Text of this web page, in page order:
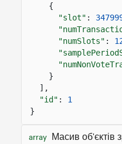
{
"slot" :
"numSlots" :
}
],
"id" :
1
}
array Масив об'єктів